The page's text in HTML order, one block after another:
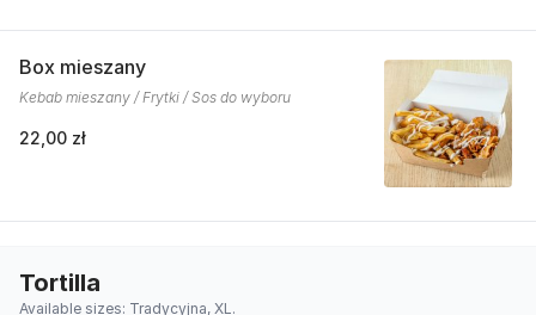
Box mieszany
Kebab mieszany / Frytki / Sos do wyboru
22,00 zł
Tortilla
Available sizes: Tradycyjna, XL.